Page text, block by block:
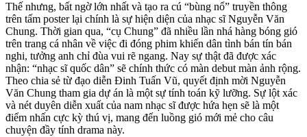
Thế nhưng, bất ngờ lớn nhất và tạo ra cú “bùng nổ” truyền thông
trên tấm poster lại chính là sự hiện diện của nhạc sĩ Nguyễn Văn
Chung. Thời gian qua, “cụ Chung” đã nhiều lần nhá hàng bóng gió
trên trang cá nhân về việc đi đóng phim khiến dân tình bán tín bán
nghi, tưởng anh chỉ đùa vui rẽ ngang. Nay sự thật đã được xác
nhận: “nhạc sĩ quốc dân” sẽ chính thức có màn debut màn ảnh rộng.
Theo chia sẻ từ đạo diễn Đinh Tuấn Vũ, quyết định mời Nguyễn
Văn Chung tham gia dự án là một sự tính toán kỹ lưỡng. Sự lột xác
và nét duyên diễn xuất của nam nhạc sĩ được hứa hẹn sẽ là một
điểm nhấn cực kỳ thú vị, mang đến luồng gió mới mẻ cho câu
chuyện đầy tính drama này.